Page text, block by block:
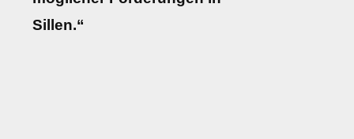
Sillen.“